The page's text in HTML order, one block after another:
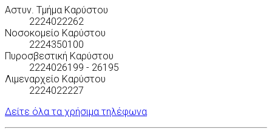
Αστυν. Τμήμα Καρύστου
2224022262
Νοσοκομείο Καρύστου
2224350100
Πυροσβεστική Καρύστου
2224026199 - 26195
Λιμεναρχείο Καρύστου
2224022227
Δείτε όλα τα χρήσιμα τηλέφωνα